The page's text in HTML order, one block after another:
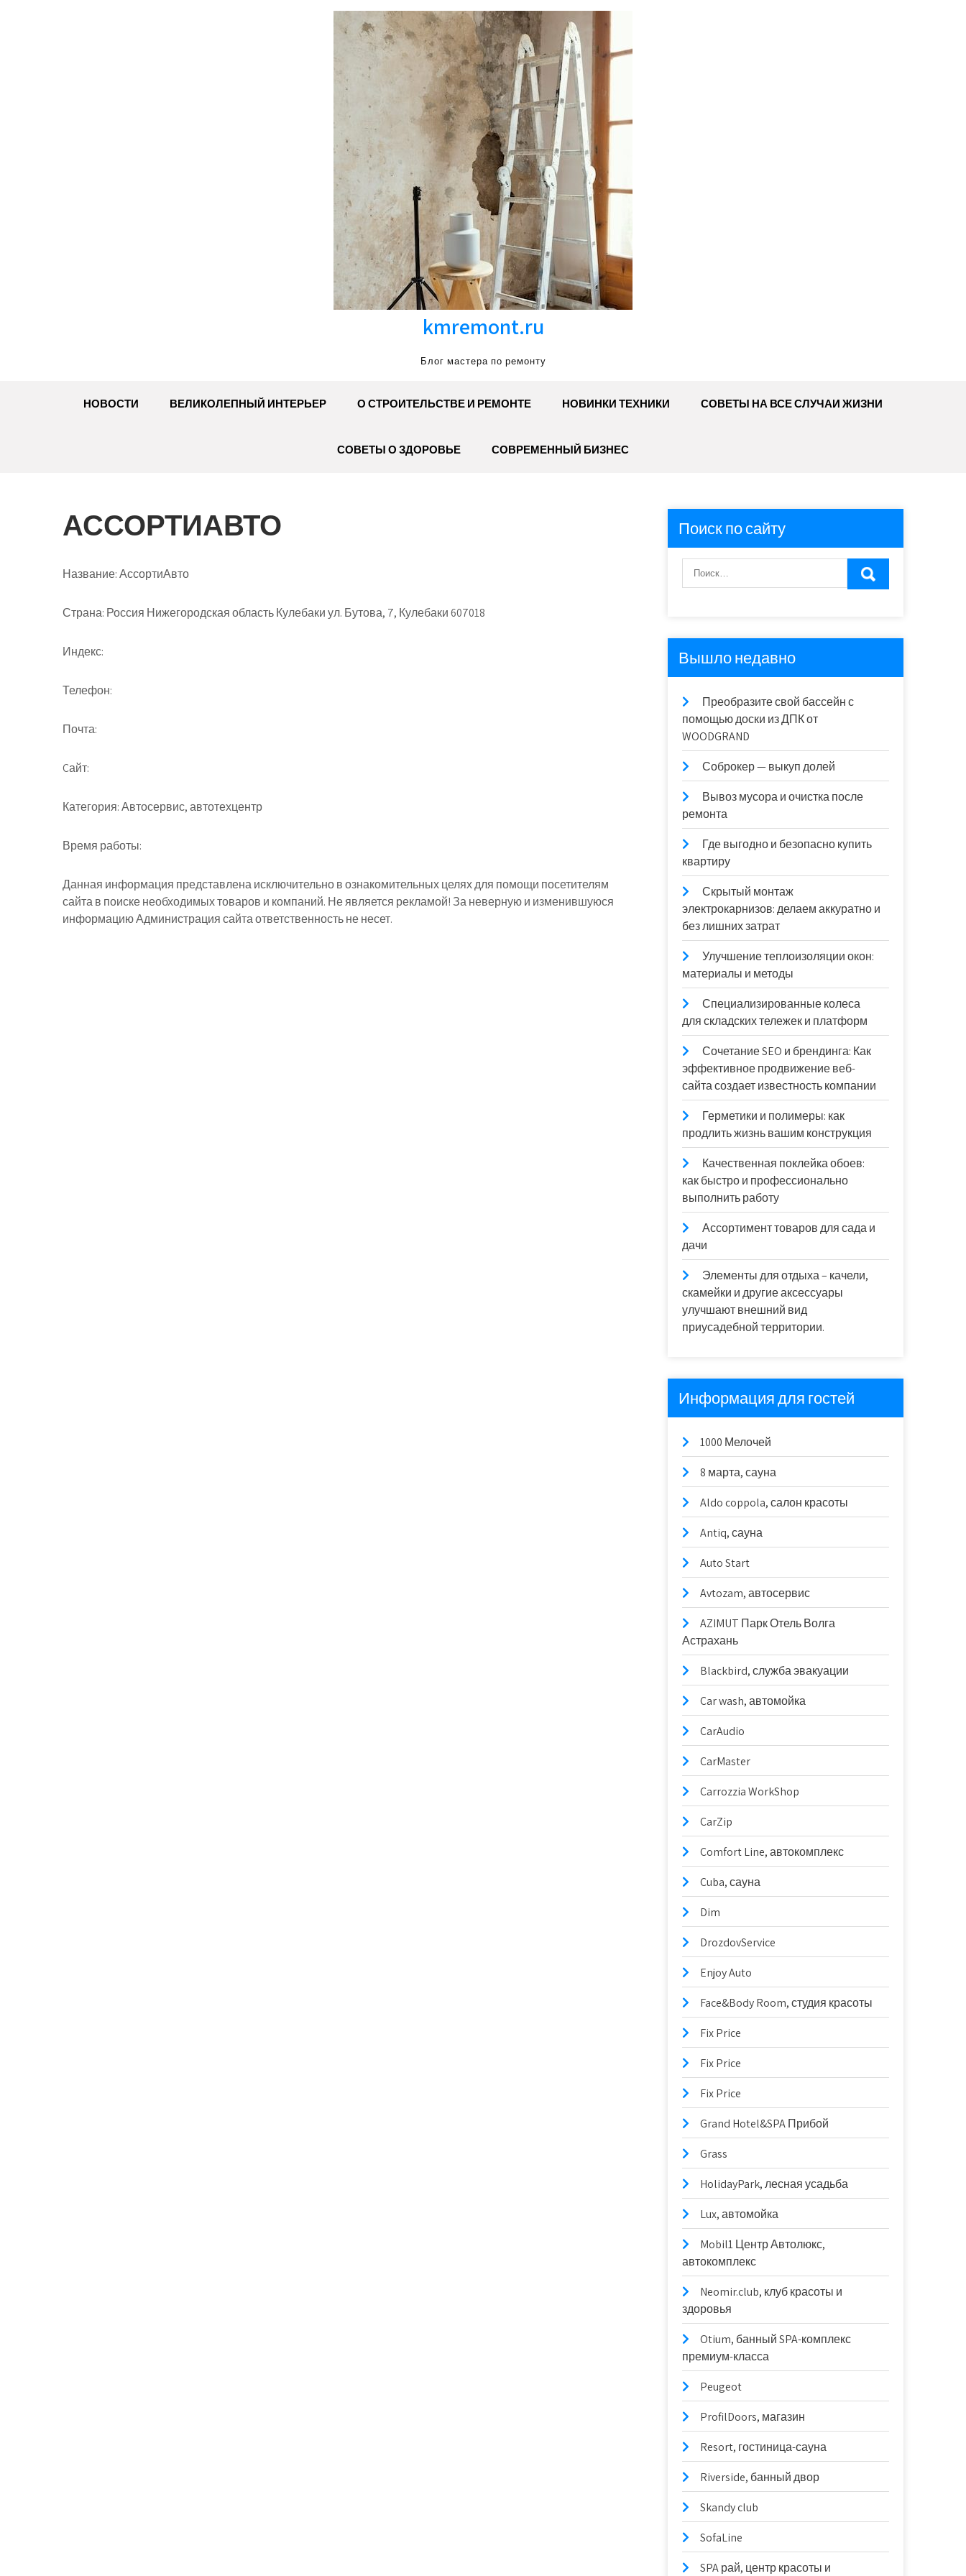
kmremont.ru
Блог мастера по ремонту
НОВОСТИ ВЕЛИКОЛЕПНЫЙ ИНТЕРЬЕР О СТРОИТЕЛЬСТВЕ И РЕМОНТЕ НОВИНКИ ТЕХНИКИ СОВЕТЫ НА ВСЕ СЛУЧАИ ЖИЗНИ
СОВЕТЫ О ЗДОРОВЬЕ СОВРЕМЕННЫЙ БИЗНЕС
АССОРТИАВТО
Название:АссортиАвто
Страна: Россия Нижегородская область Кулебаки ул. Бутова, 7, Кулебаки 607018
Индекс:
Телефон:
Почта:
Cайт:
Категория:Автосервис, автотехцентр
Время работы:
Данная информация представлена исключительно в ознакомительных целях для помощи посетителям
сайта в поиске необходимых товаров и компаний. Не является рекламой! За неверную и изменившуюся
информацию Администрация сайта ответственность не несет.
Поиск по сайту
Вышло недавно
Преобразите свой бассейн с
помощью доски из ДПК от
WOODGRAND
Соброкер — выкуп долей
Вывоз мусора и очистка после
ремонта
Где выгодно и безопасно купить
квартиру
Скрытый монтаж
электрокарнизов: делаем аккуратно и
без лишних затрат
Улучшение теплоизоляции окон:
материалы и методы
Специализированные колеса
для складских тележек и платформ
Сочетание SEO и брендинга: Как
эффективное продвижение веб-
сайта создает известность компании
Герметики и полимеры: как
продлить жизнь вашим конструкция
Качественная поклейка обоев:
как быстро и профессионально
выполнить работу
Ассортимент товаров для сада и
дачи
Элементы для отдыха – качели,
скамейки и другие аксессуары
улучшают внешний вид
приусадебной территории.
Информация для гостей
1000 Мелочей
8 марта, сауна
Aldo coppola, салон красоты
Antiq, сауна
Auto Start
Avtozam, автосервис
AZIMUT Парк Отель Волга
Астрахань
Blackbird, служба эвакуации
Car wash, автомойка
CarAudio
CarMaster
Carrozzia WorkShop
CarZip
Comfort Line, автокомплекс
Cuba, сауна
Dim
DrozdovService
Enjoy Auto
Face&Body Room, студия красоты
Fix Price
Fix Price
Fix Price
Grand Hotel&SPA Прибой
Grass
HolidayPark, лесная усадьба
Lux, автомойка
Mobil1 Центр Автолюкс,
автокомплекс
Neomir.club, клуб красоты и
здоровья
Otium, банный SPA-комплекс
премиум-класса
Peugeot
ProfilDoors, магазин
Resort, гостиница-сауна
Riverside, банный двор
Skandy club
SofaLine
SPA рай, центр красоты и